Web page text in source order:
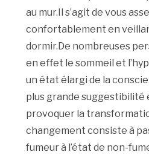
au mur.Il s’agit de vous
confortablement en
dormir.De nombreuses
en effet le sommeil et
un état élargi de la
plus grande suggestibilité
provoquer la
changement consiste à
fumeur à l’état de non-